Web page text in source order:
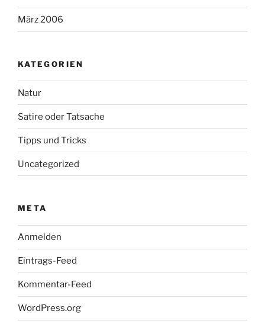
März 2006
KATEGORIEN
Natur
Satire oder Tatsache
Tipps und Tricks
Uncategorized
META
Anmelden
Eintrags-Feed
Kommentar-Feed
WordPress.org